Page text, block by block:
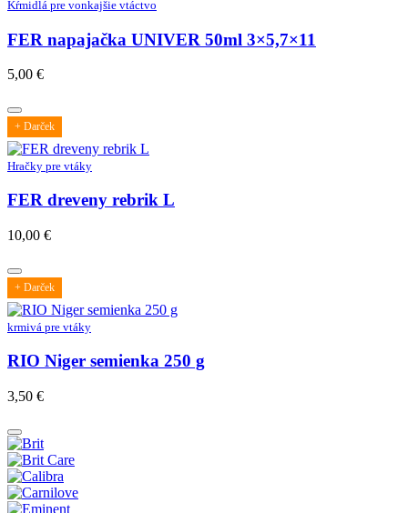
Kŕmidlá pre vonkajšie vtáctvo
FER napajačka UNIVER 50ml 3×5,7×11
5,00 €
+ Darček
Hračky pre vtáky
FER dreveny rebrik L
10,00 €
+ Darček
krmivá pre vtáky
RIO Niger semienka 250 g
3,50 €